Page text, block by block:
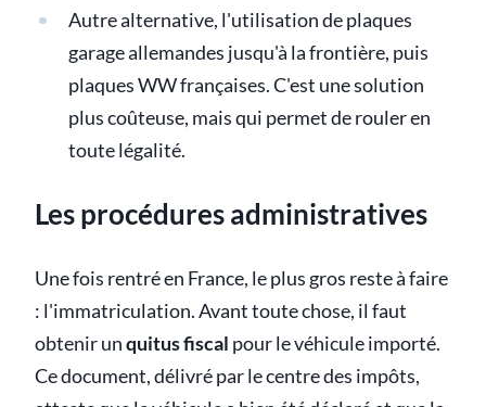
Autre alternative, l'utilisation de plaques
garage allemandes jusqu'à la frontière, puis
plaques WW françaises. C'est une solution
plus coûteuse, mais qui permet de rouler en
toute légalité.
Les procédures administratives
Une fois rentré en France, le plus gros reste à faire
: l'immatriculation. Avant toute chose, il faut
obtenir unquitus fiscal pour le véhicule importé.
Ce document, délivré par le centre des impôts,